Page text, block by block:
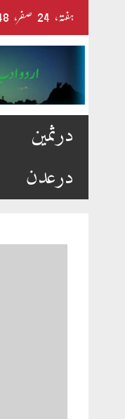
to
content
ہفتہ‬‮، 24 صفر‬،
درثمین
درعدن